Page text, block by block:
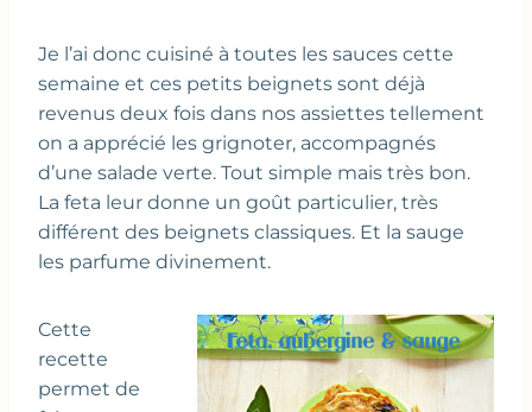
Je l’ai donc cuisiné à toutes les sauces cette
semaine et ces petits beignets sont déjà
revenus deux fois dans nos assiettes tellement
on a apprécié les grignoter, accompagnés
d’une salade verte. Tout simple mais très bon.
La feta leur donne un goût particulier, très
différent des beignets classiques. Et la sauge
les parfume divinement.
Cette
recette
permet de